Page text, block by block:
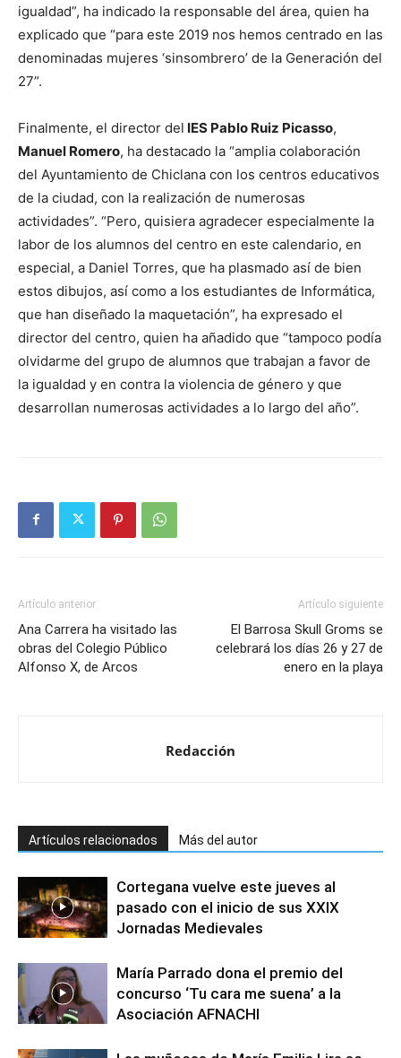
igualdad”, ha indicado la responsable del área, quien ha
explicado que “para este 2019 nos hemos centrado en las
denominadas mujeres ‘sinsombrero’ de la Generación del
27”.
Finalmente, el director del IES Pablo Ruiz Picasso,
Manuel Romero, ha destacado la “amplia colaboración
del Ayuntamiento de Chiclana con los centros educativos
de la ciudad, con la realización de numerosas
actividades”. “Pero, quisiera agradecer especialmente la
labor de los alumnos del centro en este calendario, en
especial, a Daniel Torres, que ha plasmado así de bien
estos dibujos, así como a los estudiantes de Informática,
que han diseñado la maquetación”, ha expresado el
director del centro, quien ha añadido que “tampoco podía
olvidarme del grupo de alumnos que trabajan a favor de
la igualdad y en contra la violencia de género y que
desarrollan numerosas actividades a lo largo del año”.
Artículo anterior
Ana Carrera ha visitado las
obras del Colegio Público
Alfonso X, de Arcos
Artículo siguiente
El Barrosa Skull Groms se
celebrará los días 26 y 27 de
enero en la playa
Redacción
Artículos relacionados Más del autor
Cortegana vuelve este jueves al
pasado con el inicio de sus XXIX
Jornadas Medievales
María Parrado dona el premio del
concurso ‘Tu cara me suena’ a la
Asociación AFNACHI